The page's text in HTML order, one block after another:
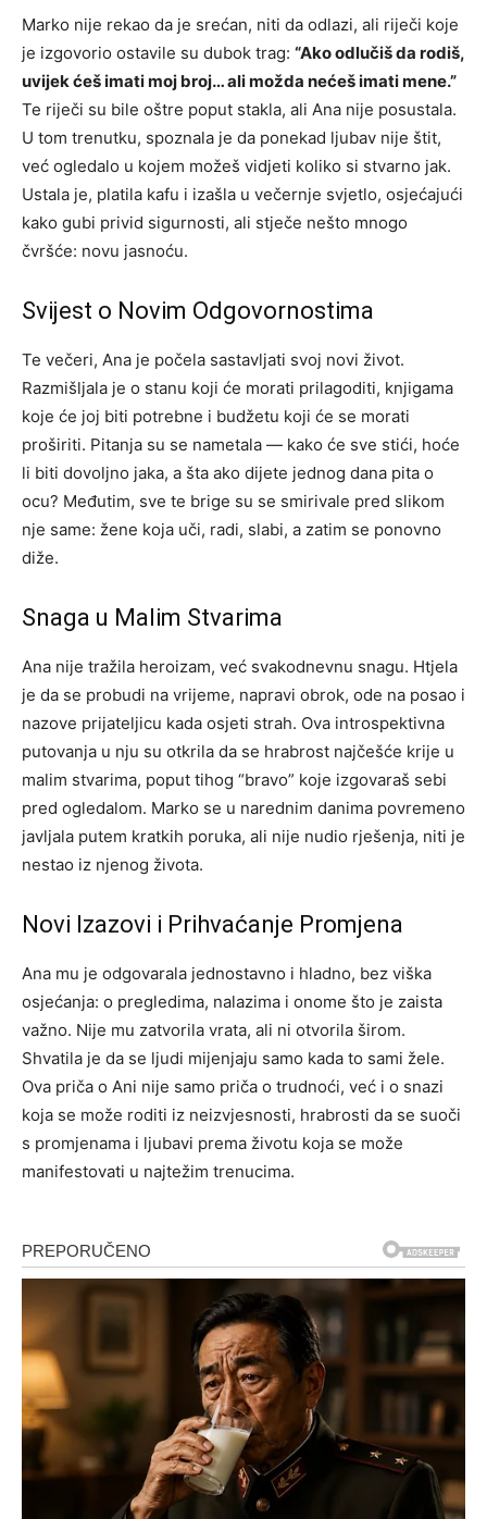
Marko nije rekao da je srećan, niti da odlazi, ali riječi koje
je izgovorio ostavile su dubok trag: “Ako odlučiš da rodiš,
uvijek ćeš imati moj broj… ali možda nećeš imati mene.”
Te riječi su bile oštre poput stakla, ali Ana nije posustala.
U tom trenutku, spoznala je da ponekad ljubav nije štit,
već ogledalo u kojem možeš vidjeti koliko si stvarno jak.
Ustala je, platila kafu i izašla u večernje svjetlo, osjećajući
kako gubi privid sigurnosti, ali stječe nešto mnogo
čvršće: novu jasnoću.
Svijest o Novim Odgovornostima
Te večeri, Ana je počela sastavljati svoj novi život.
Razmišljala je o stanu koji će morati prilagoditi, knjigama
koje će joj biti potrebne i budžetu koji će se morati
proširiti. Pitanja su se nametala — kako će sve stići, hoće
li biti dovoljno jaka, a šta ako dijete jednog dana pita o
ocu? Međutim, sve te brige su se smirivale pred slikom
nje same: žene koja uči, radi, slabi, a zatim se ponovno
diže.
Snaga u Malim Stvarima
Ana nije tražila heroizam, već svakodnevnu snagu. Htjela
je da se probudi na vrijeme, napravi obrok, ode na posao i
nazove prijateljicu kada osjeti strah. Ova introspektivna
putovanja u nju su otkrila da se hrabrost najčešće krije u
malim stvarima, poput tihog “bravo” koje izgovaraš sebi
pred ogledalom. Marko se u narednim danima povremeno
javljala putem kratkih poruka, ali nije nudio rješenja, niti je
nestao iz njenog života.
Novi Izazovi i Prihvaćanje Promjena
Ana mu je odgovarala jednostavno i hladno, bez viška
osjećanja: o pregledima, nalazima i onome što je zaista
važno. Nije mu zatvorila vrata, ali ni otvorila širom.
Shvatila je da se ljudi mijenjaju samo kada to sami žele.
Ova priča o Ani nije samo priča o trudnoći, već i o snazi
koja se može roditi iz neizvjesnosti, hrabrosti da se suoči
s promjenama i ljubavi prema životu koja se može
manifestovati u najtežim trenucima.